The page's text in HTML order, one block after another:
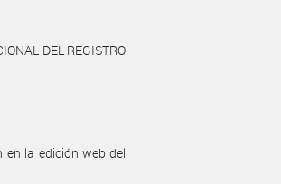
DEL REGISTRO
en la edición web del